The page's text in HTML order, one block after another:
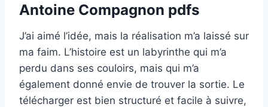
Antoine Compagnon pdfs
J’ai aimé l’idée, mais la réalisation m’a laissé sur
ma faim. L’histoire est un labyrinthe qui m’a
perdu dans ses couloirs, mais qui m’a
également donné envie de trouver la sortie. Le
télécharger est bien structuré et facile à suivre,